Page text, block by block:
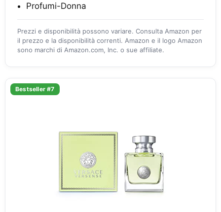
Profumi-Donna
Prezzi e disponibilità possono variare. Consulta Amazon per
il prezzo e la disponibilità correnti. Amazon e il logo Amazon
sono marchi di Amazon.com, Inc. o sue affiliate.
Bestseller #7